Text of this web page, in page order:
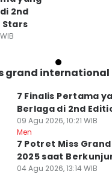
2nd
Stars
grand international
7 Finalis Pertama
Berlaga di 2nd
09 Agu 2026, 10:21 WIB
Men
7 Potret Miss
2025 saat
04 Agu 2026, 13:14 WIB